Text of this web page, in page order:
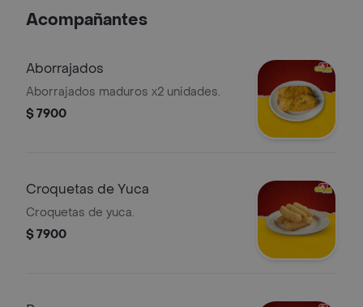
Acompañantes
Aborrajados
Aborrajados maduros x2 unidades.
$ 7900
Croquetas de Yuca
Croquetas de yuca.
$ 7900